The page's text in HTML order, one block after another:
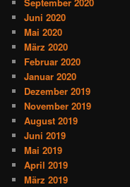
September 2020
Juni 2020
Mai 2020
März 2020
Februar 2020
Januar 2020
Dezember 2019
November 2019
August 2019
Juni 2019
Mai 2019
April 2019
März 2019